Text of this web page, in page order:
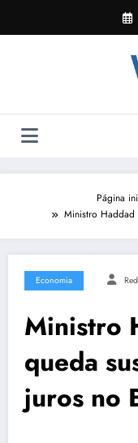
o
Página
Ministro Haddad
Economia
Ministro
queda
juros no